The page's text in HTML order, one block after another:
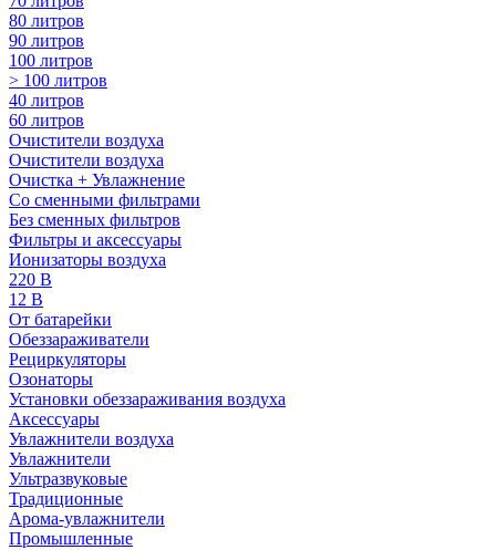
80 литров
90 литров
100 литров
> 100 литров
40 литров
60 литров
Очистители воздуха
Очистители воздуха
Очистка + Увлажнение
Cо сменными фильтрами
Без сменных фильтров
Фильтры и аксессуары
Ионизаторы воздуха
220 В
12 В
От батарейки
Обеззараживатели
Рециркуляторы
Озонаторы
Установки обеззараживания воздуха
Аксессуары
Увлажнители воздуха
Увлажнители
Ультразвуковые
Традиционные
Арома-увлажнители
Промышленные